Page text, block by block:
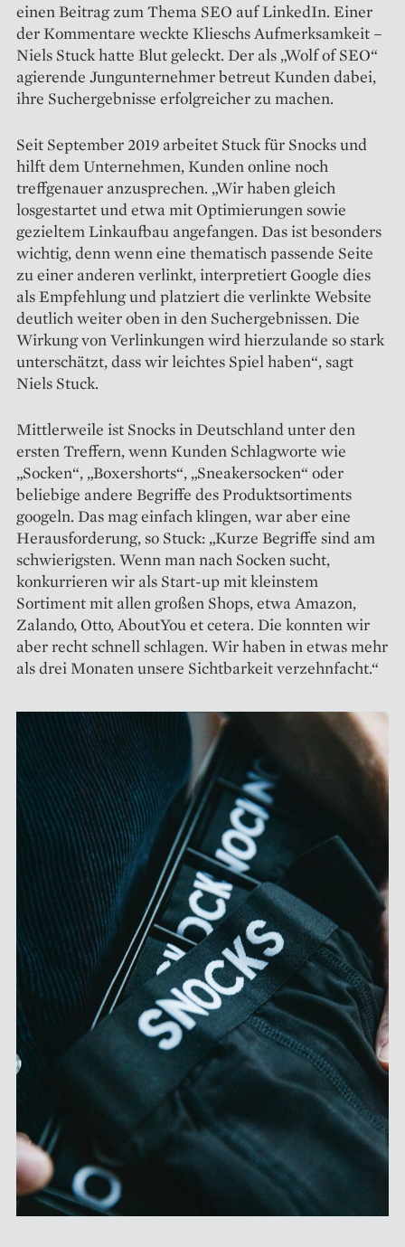
einen Beitrag zum Thema SEO auf Linked­In. Einer
der Kommentare weckte Klieschs Aufmerksamkeit –
Niels Stuck hatte Blut geleckt. Der als „Wolf of SEO“
agierende Jungunternehmer betreut Kunden dabei,
ihre Suchergebnisse erfolgreicher zu machen.
Seit September 2019 arbeitet Stuck für Snocks und
hilft dem Unternehmen, Kunden online noch
treffgenauer anzusprechen. „Wir haben gleich
losgestartet und etwa mit Optimierungen sowie
gezieltem Link­aufbau angefangen. Das ist besonders
wichtig, denn wenn eine thematisch passende Seite
zu einer anderen verlinkt, interpretiert Google dies
als Empfehlung und platziert die verlinkte Website
deutlich weiter oben in den Suchergebnissen. Die
Wirkung von Verlinkungen wird hierzulande so stark
unterschätzt, dass wir leichtes Spiel haben“, sagt
Niels Stuck.
Mittlerweile ist Snocks in Deutschland unter den
ersten Treffern, wenn Kunden Schlagworte wie
„Socken“, „Boxershorts“, „Sneakersocken“ oder
beliebige andere Begriffe des Produktsortiments
googeln. Das mag einfach klingen, war aber eine
Herausforderung, so Stuck: „Kurze Begriffe sind am
schwierigsten. Wenn man nach Socken sucht,
konkurrieren wir als Start-up mit kleinstem
Sortiment mit allen großen Shops, etwa Amazon,
Zalando, Otto, AboutYou et cetera. Die konnten wir
aber recht schnell schlagen. Wir haben in etwas mehr
als drei Monaten unsere Sichtbarkeit verzehnfacht.“